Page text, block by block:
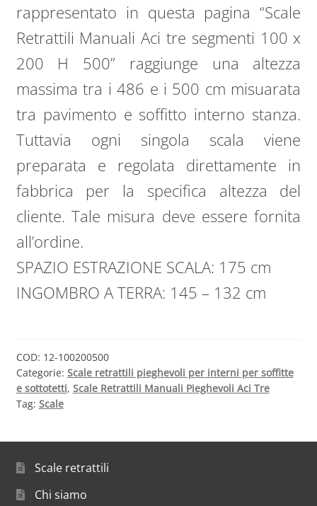
rappresentato in questa pagina “Scale
Retrattili Manuali Aci tre segmenti 100 x
200 H 500” raggiunge una altezza
massima tra i 486 e i 500 cm misuarata
tra pavimento e soffitto interno stanza.
Tuttavia ogni singola scala viene
preparata e regolata direttamente in
fabbrica per la specifica altezza del
cliente. Tale misura deve essere fornita
all’ordine.
SPAZIO ESTRAZIONE SCALA: 175 cm
INGOMBRO A TERRA: 145 – 132 cm
COD: 12-100200500
Categorie: Scale retrattili pieghevoli per interni per soffitte
e sottotetti, Scale Retrattili Manuali Pieghevoli Aci Tre
Tag: Scale
Scale retrattili
Chi siamo